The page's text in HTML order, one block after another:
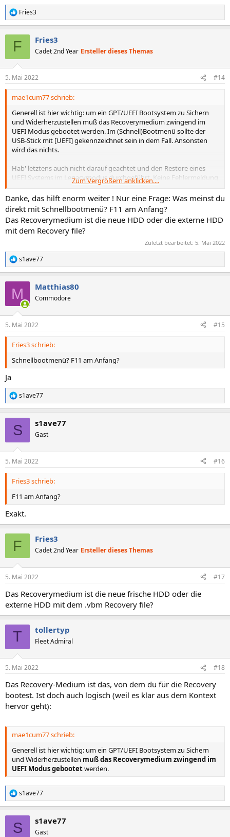
R
e
e
n
Fries3
F Fries3
Cadet 2nd Year Ersteller dieses Themas
5. Mai 2022 #14
mae1cum77 schrieb:
Generell ist hier wichtig: um ein GPT/UEFI Bootsystem zu Sichern
und Widerherzustellen muß das Recoverymedium zwingend im
UEFI Modus gebootet werden. Im (Schnell)Bootmenü sollte der
USB-Stick mit [UEFI] gekennzeichnet sein in dem Fall. Ansonsten
wird das nichts.
Hab' letztens auch nicht darauf geachtet und den Restore eines
UEFI Systems im Legacymodus durchgeführt. Keine Fehlermeldung
(von Acronis) aber BSOD beim Bootversuch. Im zweiten Anlauf im
richtigen Modus war dann auch das System bootfähig
.
Zum Vergrößern anklicken....
Danke, das hilft enorm weiter ! Nur eine Frage: Was meinst du
direkt mit Schnellbootmenü? F11 am Anfang?
Das Recoverymedium ist die neue HDD oder die externe HDD
mit dem Recovery file?
Zuletzt bearbeitet: 5. Mai 2022
R
e
e
n
s1ave77
M Matthias80
Commodore
5. Mai 2022 #15
Fries3 schrieb:
Schnellbootmenü? F11 am Anfang?
Ja
R
e
e
n
s1ave77
S s1ave77
Gast
5. Mai 2022 #16
Fries3 schrieb:
F11 am Anfang?
Exakt.
F Fries3
Cadet 2nd Year Ersteller dieses Themas
5. Mai 2022 #17
Das Recoverymedium ist die neue frische HDD oder die
externe HDD mit dem .vbm Recovery file?
T tollertyp
Fleet Admiral
5. Mai 2022 #18
Das Recovery-Medium ist das, von dem du für die Recovery
bootest. Ist doch auch logisch (weil es klar aus dem Kontext
hervor geht):
mae1cum77 schrieb:
Generell ist hier wichtig: um ein GPT/UEFI Bootsystem zu Sichern
und Widerherzustellen muß das Recoverymedium zwingend im
UEFI Modus gebootetwerden.
R
e
s1ave77
S s1ave77
Gast